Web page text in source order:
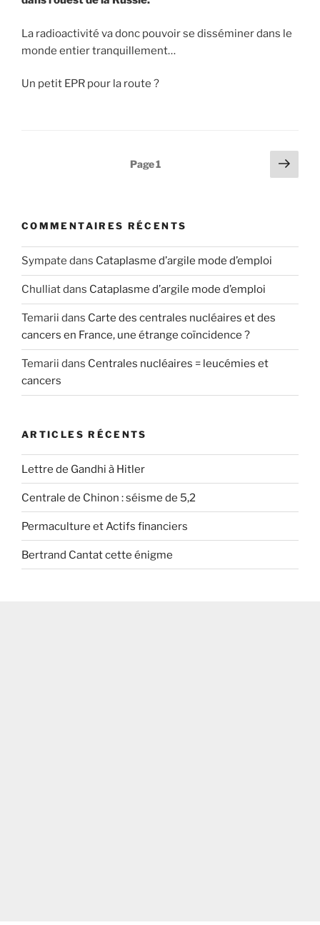
La radioactivité va donc pouvoir se disséminer dans le
monde entier tranquillement…
Un petit EPR pour la route ?
Page1
Page
COMMENTAIRES RÉCENTS
Sympate dans Cataplasme d’argile mode d’emploi
Chulliatdans Cataplasme d’argile mode d’emploi
Temarii dans Carte des centrales nucléaires et des
cancers en France, une étrange coïncidence ?
Temarii dans Centrales nucléaires = leucémies et
cancers
ARTICLES RÉCENTS
Lettre de Gandhi à Hitler
Centrale de Chinon : séisme de 5,2
Permaculture et Actifs financiers
Bertrand Cantat cette énigme